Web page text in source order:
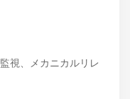
視、メカニカルリレ